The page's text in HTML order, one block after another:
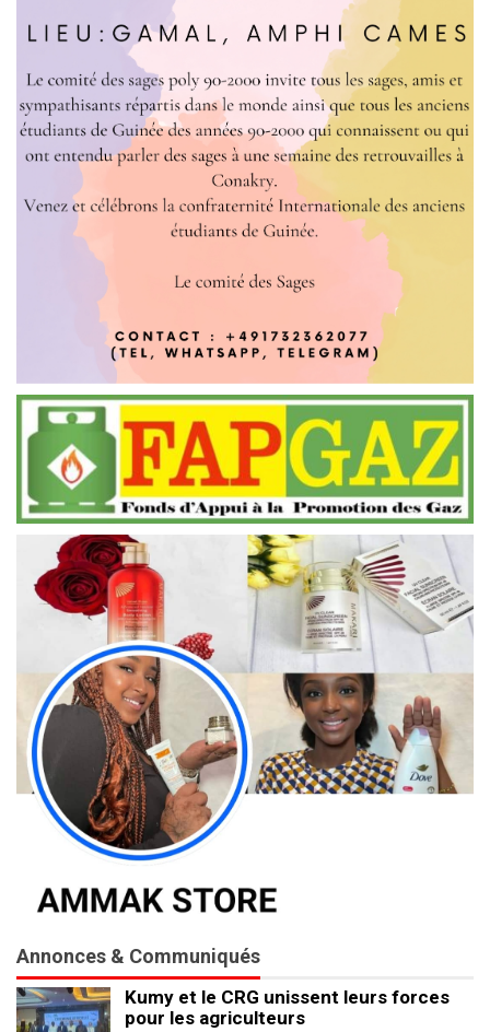
Annonces & Communiqués
Kumy et le CRG unissent leurs forces
pour les agriculteurs